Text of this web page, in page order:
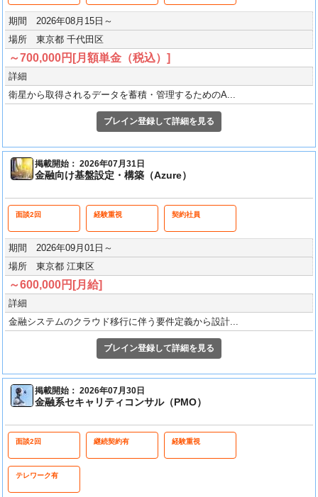
期間 2026年08月15日～
場所 東京都 千代田区
～700,000円[月額単金（税込）]
詳細
衛星から取得されるデータを蓄積・管理するためのA...
ブレイン登録して詳細を見る
掲載開始： 2026年07月31日
金融向け基盤設定・構築（Azure）
面談2回 経験重視 契約社員
期間 2026年09月01日～
場所 東京都 江東区
～600,000円[月給]
詳細
金融システムのクラウド移行に伴う要件定義から設計...
ブレイン登録して詳細を見る
掲載開始： 2026年07月30日
金融系セキャリティコンサル（PMO）
面談2回 継続契約有 経験重視
テレワーク有